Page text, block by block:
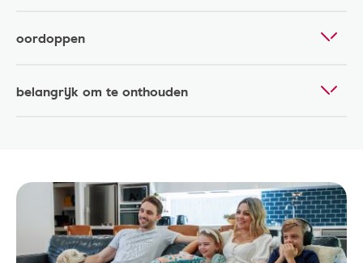
oordoppen
belangrijk om te onthouden